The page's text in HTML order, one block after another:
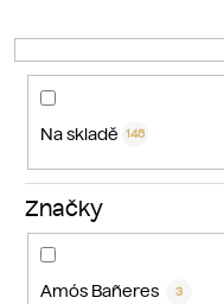
k
t
Na skladě 148
Značky
Amós Bañeres 3